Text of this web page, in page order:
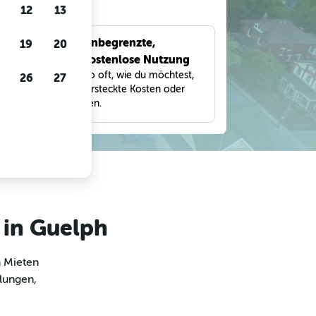
Unbegrenzte,
kostenlose Nutzung
Suche so oft, wie du möchtest,
ohne versteckte Kosten oder
Gebühren.
Guelph
Mieten
12 13
19 20
26 27